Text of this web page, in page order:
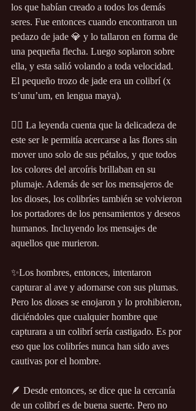
los que habían creado a todos los demás
seres. Fue entonces cuando encontraron un
pedazo de jade 💎 y lo tallaron en forma de
una pequeña flecha. Luego soplaron sobre
ella, y esta salió volando a toda velocidad.
El pequeño trozo de jade era un colibrí (x
ts’unu’um, en lengua maya).
🧚‍♂ La leyenda cuenta que la delicadeza de
este ser le permitía acercarse a las flores sin
mover uno solo de sus pétalos, y que todos
los colores del arcoíris brillaban en su
plumaje. Además de ser los mensajeros de
los dioses, los colibríes también se volvieron
los portadores de los pensamientos y deseos
humanos. Incluyendo los mensajes de
aquellos que murieron.
✨Los hombres, entonces, intentaron
capturar al ave y adornarse con sus plumas.
Pero los dioses se enojaron y lo prohibieron,
diciéndoles que cualquier hombre que
capturara a un colibrí sería castigado. Es por
eso que los colibríes nunca han sido aves
cautivas por el hombre.
🪶 Desde entonces, se dice que la cercanía
de un colibrí es de buena suerte. Pero no